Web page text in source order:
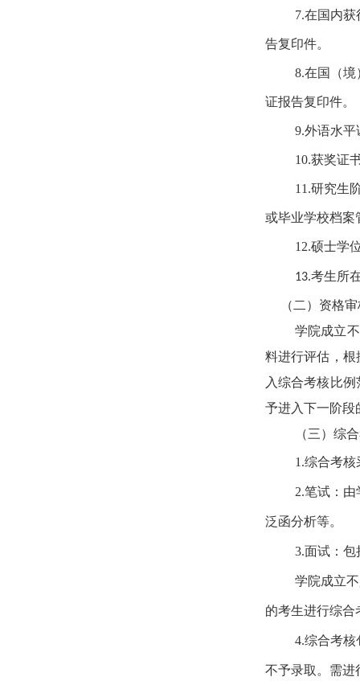
7.在国内获
告复印件。
8.在国（境
证报告复印件。
9.外语水平
10.获奖证
11.研究生
或毕业学校档案
12.硕士学
13.考生所
（二）资格
学院成立
料进行评估，根
入综合考核比
予进入下一阶段
（三）综
1.综合考核
2.笔试：由
泛函分析等。
3.面试：包
学院成立
的考生进行综合
4.综合考核
不予录取。需进